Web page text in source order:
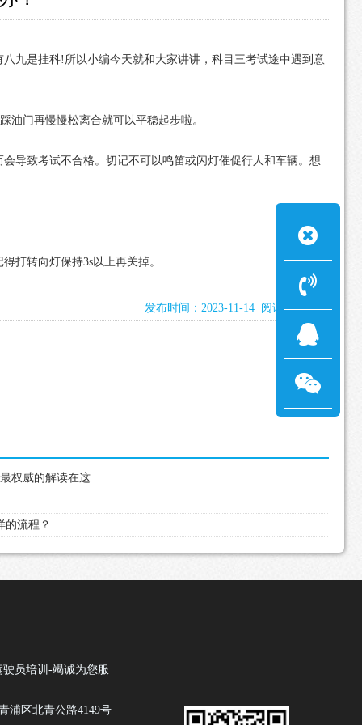
九是挂科!所以小编今天就和大家讲讲，科目三考试途中遇到意
油门再慢慢松离合就可以平稳起步啦。
导致考试不合格。切记不可以鸣笛或闪灯催促行人和车辆。想
打转向灯保持3s以上再关掉。
发布时间：2023-11-14 阅读：1735次
权威的解读在这
的流程？
员培训-竭诚为您服
浦区北青公路4149号